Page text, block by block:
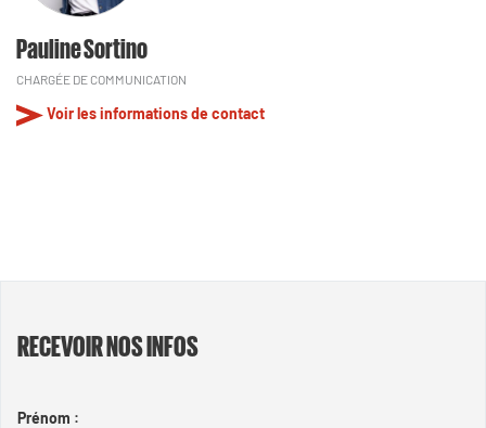
Pauline Sortino
CHARGÉE DE COMMUNICATION
Voir les informations de contact
RECEVOIR NOS INFOS
Prénom :